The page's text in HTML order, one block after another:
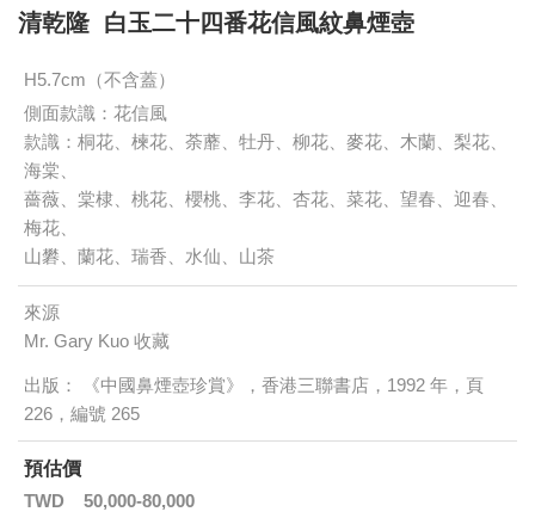
清乾隆 白玉二十四番花信風紋鼻煙壺
H5.7cm（不含蓋）
側面款識：花信風
款識：桐花、楝花、荼蘼、牡丹、柳花、麥花、木蘭、梨花、
海棠、
薔薇、棠棣、桃花、櫻桃、李花、杏花、菜花、望春、迎春、
梅花、
山礬、蘭花、瑞香、水仙、山茶
來源
Mr. Gary Kuo 收藏
出版： 《中國鼻煙壺珍賞》，香港三聯書店，1992 年，頁
226，編號 265
預估價
TWD
50,000-80,000